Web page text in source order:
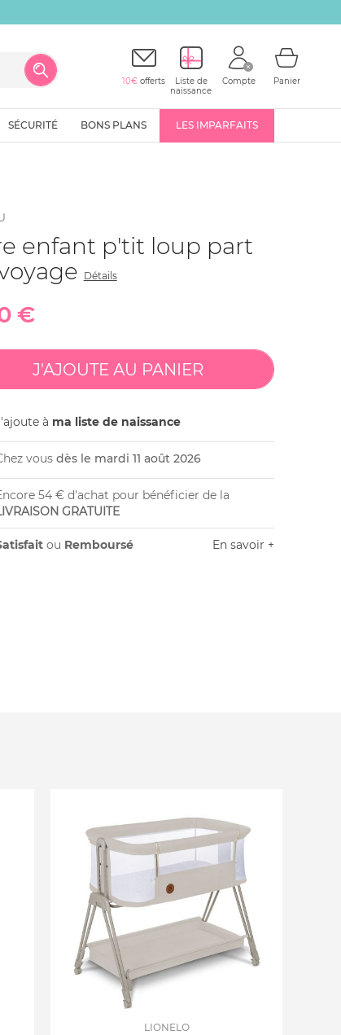
10€ offerts
Liste de
naissance
Compte Panier
SÉCURITÉ BONS PLANS LES IMPARFAITS
enfant p'tit loup part
Détails
€
à ma liste de naissance
vous dès le mardi 11 août 2026
54 € d'achat pour bénéficier de la
GRATUITE
ou Remboursé En savoir +
LIONELO